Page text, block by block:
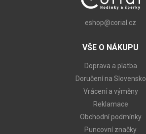
eshop@corial.cz
VŠE O NÁKUPU
Doprava a platba
Doručení na Slovensko
Vrácení a výměny
Reklamace
Obchodní podmínky
Puncovní značky